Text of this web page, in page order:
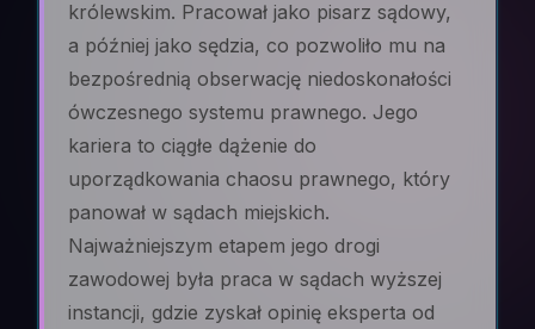
królewskim. Pracował jako pisarz sądowy,
a później jako sędzia, co pozwoliło mu na
bezpośrednią obserwację niedoskonałości
ówczesnego systemu prawnego. Jego
kariera to ciągłe dążenie do
uporządkowania chaosu prawnego, który
panował w sądach miejskich.
Najważniejszym etapem jego drogi
zawodowej była praca w sądach wyższej
instancji, gdzie zyskał opinię eksperta od